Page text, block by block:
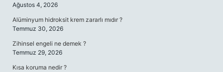
Ağustos 4, 2026
Alüminyum hidroksit krem zararlı mıdır ?
Temmuz 30, 2026
Zihinsel engeli ne demek ?
Temmuz 29, 2026
Kısa koruma nedir ?